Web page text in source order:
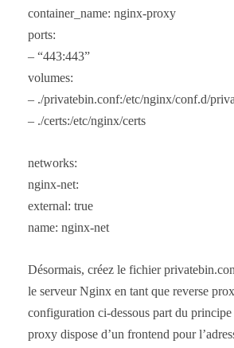
container_name: nginx-proxy
ports:
– “443:443”
volumes:
– ./privatebin.conf:/etc/nginx/conf.d/
– ./certs:/etc/nginx/certs
networks:
nginx-net:
external: true
name: nginx-net
Désormais, créez le fichier
le serveur Nginx en tant que reverse
configuration ci-dessous part du principe
proxy dispose d’un frontend pour